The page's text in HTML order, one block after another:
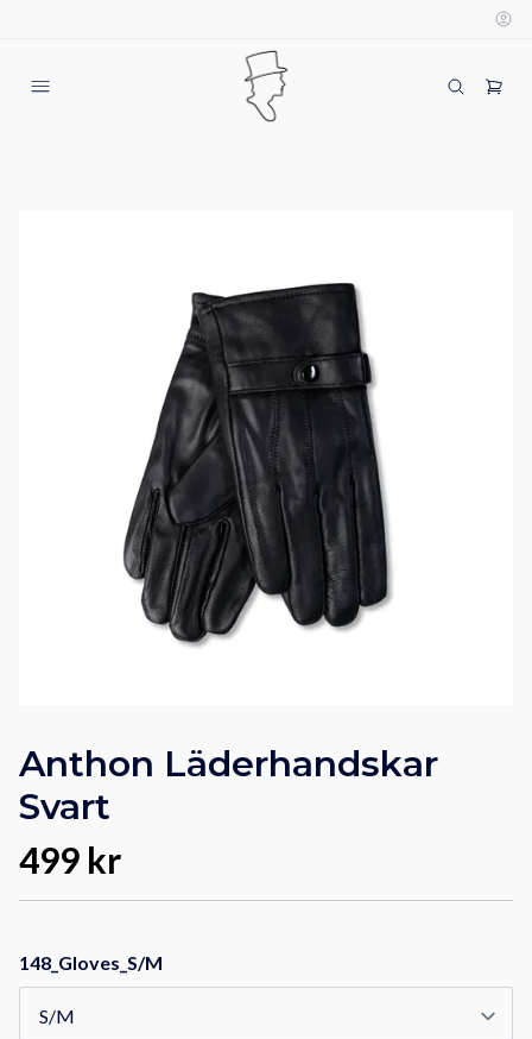
Anthon Läderhandskar
Svart
499 kr
148_Gloves_S/M